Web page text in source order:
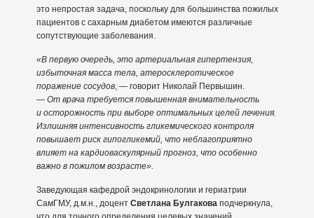
это непростая задача, поскольку для большинства пожилых
пациентов с сахарным диабетом имеются различные
сопутствующие заболевания.
«В первую очередь, это артериальная гипертензия,
избыточная масса тела, атеросклеротическое
поражение сосудов, — говорит Николай Первышин.
— От врача требуется повышенная внимательность
и осторожность при выборе оптимальных целей лечения.
Излишняя интенсивность гликемического контроля
повышает риск гипогликемий, что неблагоприятно
влияет на кардиоваскулярный прогноз, что особенно
важно в пожилом возрасте».
Заведующая кафедрой эндокринологии и гериатрии
СамГМУ, д.м.н., доцент Светлана Булгаковаподчеркнула,